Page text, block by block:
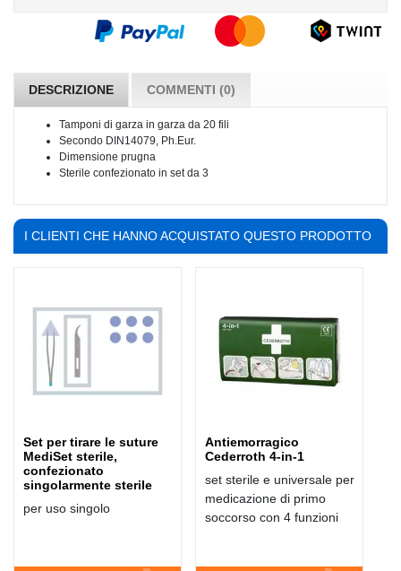
DESCRIZIONE COMMENTI (0)
Tamponi di garza in garza da 20 fili
Secondo DIN14079, Ph.Eur.
Dimensione prugna
Sterile confezionato in set da 3
I CLIENTI CHE HANNO ACQUISTATO QUESTO PRODOTTO
Set per tirare le suture
MediSet sterile,
confezionato
singolarmente sterile
per uso singolo
Antiemorragico
Cederroth 4-in-1
set sterile e universale per
medicazione di primo
soccorso con 4 funzioni